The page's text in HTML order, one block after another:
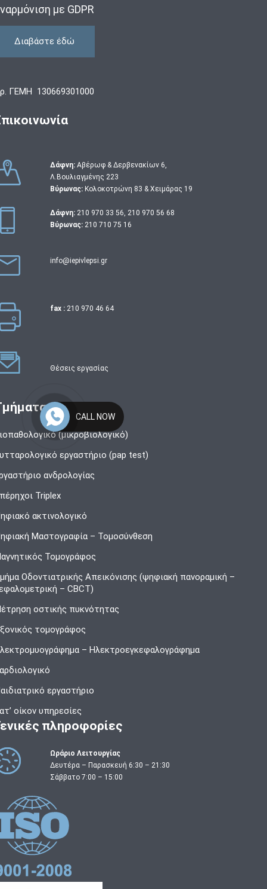
με GDPR
Διαβάστε έδώ
ΓΕΜΗ 130669301000
Δάφνη:Αβέρωφ & Δερβενακίων 6,
Λ.Βουλιαγμένης 223
Βύρωνας:Κολοκοτρώνη 83 & Χειμάρας 19
Δάφνη: 210 970 33 56, 210 970 56 68
Βύρωνας: 210 710 75 16
info@iepivlepsi.gr
fax :210 970 46 64
Θέσεις εργασίας
(μικροβιολογικό)
εργαστήριο (pap test)
ανδρολογίας
Triplex
ακτινολογικό
Μαστογραφία – Τομοσύνθεση
Τομογράφος
Οδοντιατρικής Απεικόνισης (ψηφιακή πανοραμική –
– CBCT)
οστικής πυκνότητας
τομογράφος
– Ηλεκτροεγκεφαλογράφημα
εργαστήριο
οίκον υπηρεσίες
πληροφορίες
Ωράριο Λειτουργίας
Δευτέρα – Παρασκευή 6:30 – 21:30
Σάββατο 7:00 – 15:00
CALL NOW